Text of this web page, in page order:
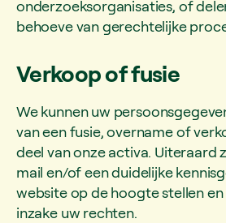
onderzoeksorganisaties, of
behoeve van gerechtelijke
Verkoop of fusie
We kunnen uw
van een fusie, overname of
deel van onze activa. Uiteraard
mail en/of een duidelijke
website op de hoogte stellen
inzake uw rechten.